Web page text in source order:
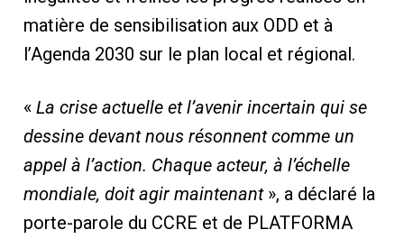
matière de sensibilisation aux ODD et à
l’Agenda 2030 sur le plan local et régional.
« La crise actuelle et l’avenir incertain qui se
dessine devant nous résonnent comme un
appel à l’action. Chaque acteur, à l’échelle
mondiale, doit agir maintenant», a déclaré la
porte-parole du CCRE et de PLATFORMA